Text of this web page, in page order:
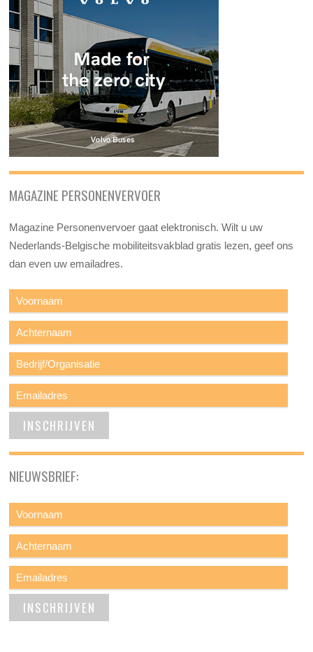
MAGAZINE PERSONENVERVOER
Magazine Personenvervoer gaat elektronisch. Wilt u uw
Nederlands-Belgische mobiliteitsvakblad gratis lezen, geef ons
dan even uw emailadres.
NIEUWSBRIEF: